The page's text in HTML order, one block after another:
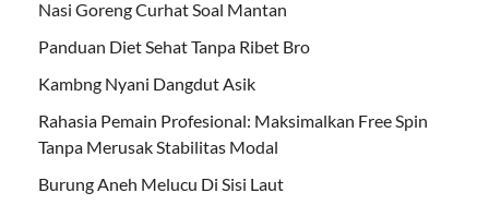
Nasi Goreng Curhat Soal Mantan
Panduan Diet Sehat Tanpa Ribet Bro
Kambng Nyani Dangdut Asik
Rahasia Pemain Profesional: Maksimalkan Free Spin
Tanpa Merusak Stabilitas Modal
Burung Aneh Melucu Di Sisi Laut